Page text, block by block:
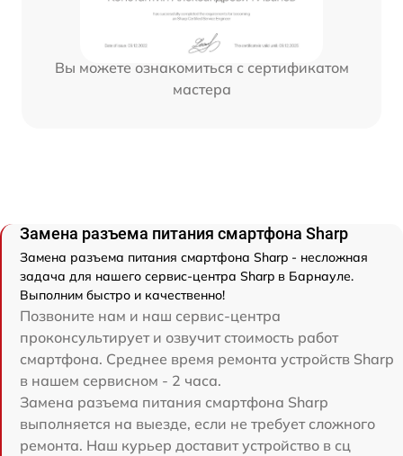
Вы можете ознакомиться с сертификатом
мастера
Замена разъема питания смартфона Sharp
Замена разъема питания смартфона Sharp - несложная
задача для нашего сервис-центра Sharp в Барнауле.
Выполним быстро и качественно!
Позвоните нам и наш сервис-центра
проконсультирует и озвучит стоимость работ
смартфона. Среднее время ремонта устройств Sharp
в нашем сервисном - 2 часа.
Замена разъема питания смартфона Sharp
выполняется на выезде, если не требует сложного
ремонта. Наш курьер доставит устройство в сц